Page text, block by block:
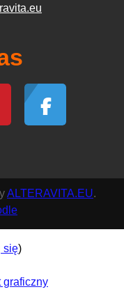
ALTERAVITA.EU.
się)
graficzny